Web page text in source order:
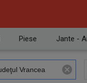
Piese Jante -